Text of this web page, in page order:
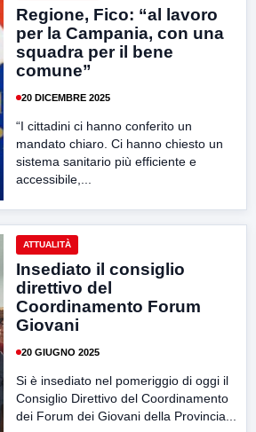
Regione, Fico: “al lavoro
per la Campania, con una
squadra per il bene
comune”
20 DICEMBRE 2025
“I cittadini ci hanno conferito un
mandato chiaro. Ci hanno chiesto un
sistema sanitario più efficiente e
accessibile,...
ATTUALITÀ
Insediato il consiglio
direttivo del
Coordinamento Forum
Giovani
20 GIUGNO 2025
Si è insediato nel pomeriggio di oggi il
Consiglio Direttivo del Coordinamento
dei Forum dei Giovani della Provincia...